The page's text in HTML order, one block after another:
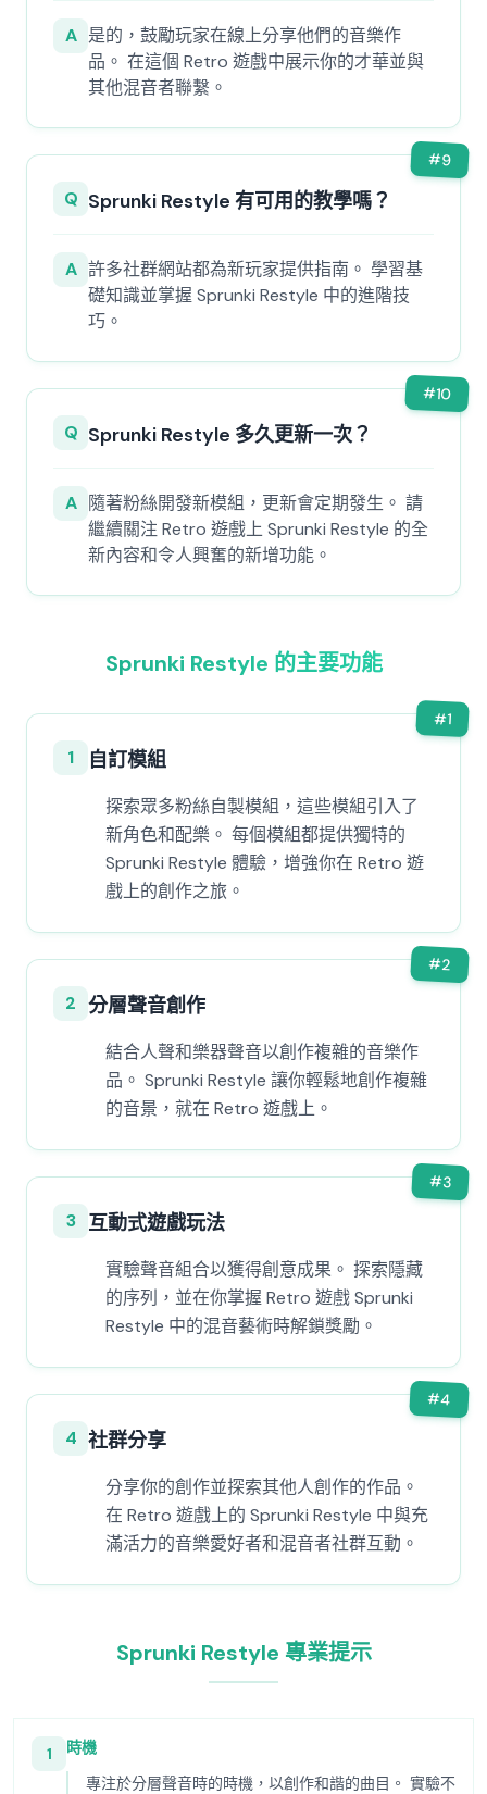
A 是的，鼓勵玩家在線上分享他們的音樂作
品。 在這個 Retro 遊戲中展示你的才華並與
其他混音者聯繫。
#9
Q Sprunki Restyle 有可用的教學嗎？
A 許多社群網站都為新玩家提供指南。 學習基
礎知識並掌握 Sprunki Restyle 中的進階技
巧。
#10
Q Sprunki Restyle 多久更新一次？
A 隨著粉絲開發新模組，更新會定期發生。 請
繼續關注 Retro 遊戲上 Sprunki Restyle 的全
新內容和令人興奮的新增功能。
Sprunki Restyle 的主要功能
#1
1 自訂模組
探索眾多粉絲自製模組，這些模組引入了
新角色和配樂。 每個模組都提供獨特的
Sprunki Restyle 體驗，增強你在 Retro 遊
戲上的創作之旅。
#2
2 分層聲音創作
結合人聲和樂器聲音以創作複雜的音樂作
品。 Sprunki Restyle 讓你輕鬆地創作複雜
的音景，就在 Retro 遊戲上。
#3
3 互動式遊戲玩法
實驗聲音組合以獲得創意成果。 探索隱藏
的序列，並在你掌握 Retro 遊戲 Sprunki
Restyle 中的混音藝術時解鎖獎勵。
#4
4 社群分享
分享你的創作並探索其他人創作的作品。
在 Retro 遊戲上的 Sprunki Restyle 中與充
滿活力的音樂愛好者和混音者社群互動。
Sprunki Restyle 專業提示
1
時機
專注於分層聲音時的時機，以創作和諧的曲目。 實驗不